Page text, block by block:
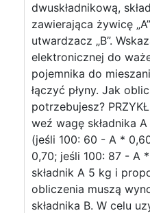
dwuskładnikową,
zawierająca żywicę
utwardzacz „B”.
elektronicznej do
pojemnika do
łączyć płyny. Jak
potrzebujesz?
weź wagę składnika
(jeśli 100: 60 - A *
0,70; jeśli 100: 87 - A
składnik A 5 kg i
obliczenia muszą
składnika B. W celu